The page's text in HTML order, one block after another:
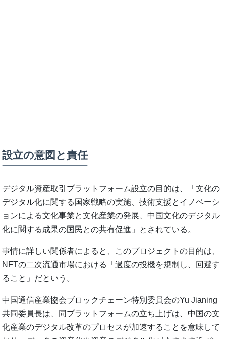
設立の意図と責任
デジタル資産取引プラットフォーム設立の目的は、「文化の
デジタル化に関する国家戦略の実施、技術支援とイノベーシ
ョンによる文化事業と文化産業の発展、中国文化のデジタル
化に関する成果の国民との共有促進」とされている。
事情に詳しい関係者によると、このプロジェクトの目的は、
NFTの二次流通市場における「過度の投機を規制し、回避す
ること」だという。
中国通信産業協会ブロックチェーン特別委員会のYu Jianing
共同委員長は、同プラットフォームの立ち上げは、中国の文
化産業のデジタル改革のプロセスが加速することを意味して